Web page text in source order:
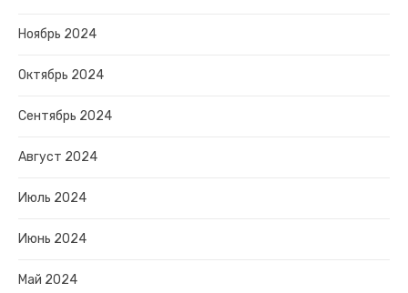
Ноябрь 2024
Октябрь 2024
Сентябрь 2024
Август 2024
Июль 2024
Июнь 2024
Май 2024